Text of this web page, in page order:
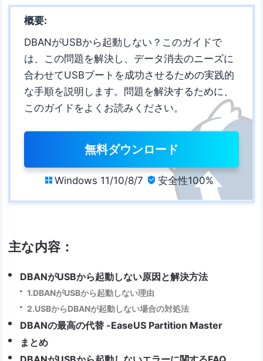
概要:
DBANがUSBから起動しない？このガイドで
は、この問題を解決し、データ消去のニーズに
合わせてUSBブートを成功させるための実践的
な手順を説明します。問題を解決するために、
このガイドをよくお読みください。
無料ダウンロード
 Windows 11/10/8/7  安全性100%
主な内容：
DBANがUSBから起動しない原因と解決方法
1.DBANがUSBから起動しない理由
2.USBからDBANが起動しない場合の対処法
DBANの最高の代替 -EaseUS Partition Master
まとめ